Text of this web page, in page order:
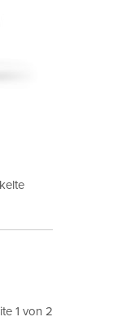
1 von 2